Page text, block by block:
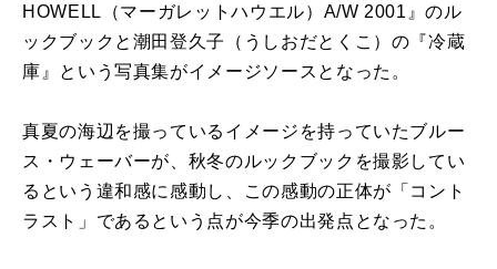
HOWELL（マーガレットハウエル）A/W 2001』のル
ックブックと潮田登久子（うしおだとくこ）の『冷蔵
庫』という写真集がイメージソースとなった。
真夏の海辺を撮っているイメージを持っていたブルー
ス・ウェーバーが、秋冬のルックブックを撮影してい
るという違和感に感動し、この感動の正体が「コント
ラスト」であるという点が今季の出発点となった。